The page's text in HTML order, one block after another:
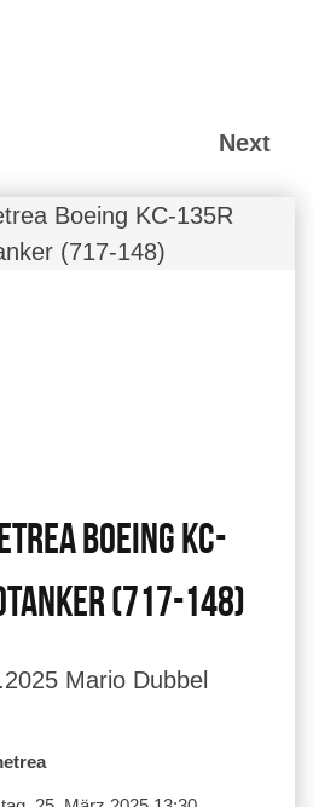
Next
Boeing KC-
(717-148)
Mario Dubbel